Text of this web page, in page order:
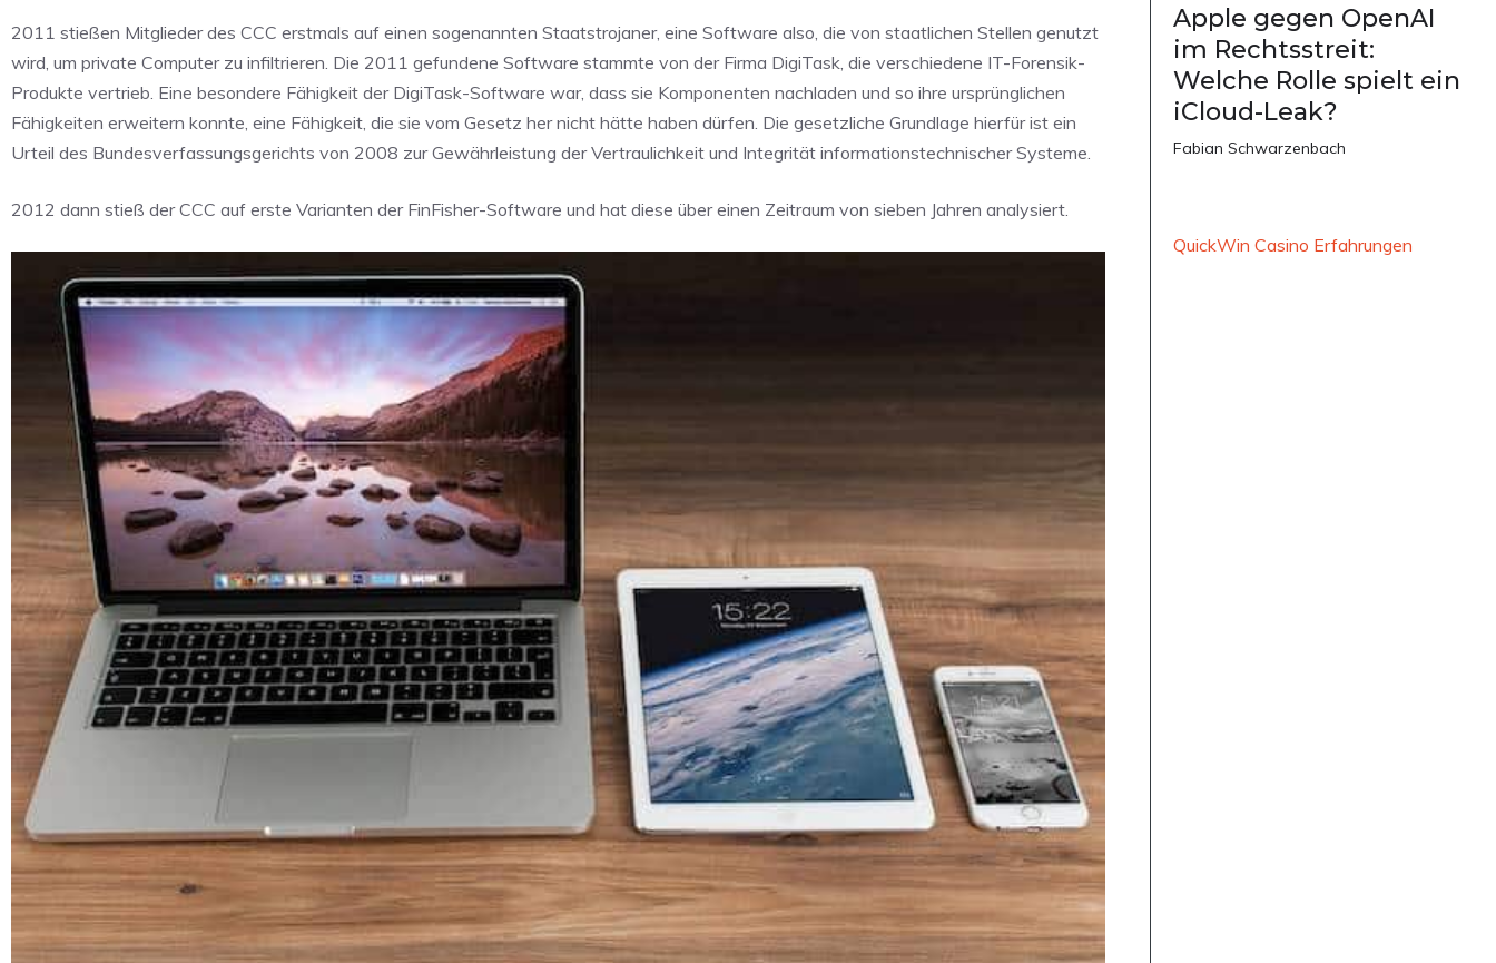
2011 stießen Mitglieder des CCC erstmals auf einen sogenannten Staatstrojaner, eine Software also, die von staatlichen Stellen genutzt
wird, um private Computer zu infiltrieren. Die 2011 gefundene Software stammte von der Firma DigiTask, die verschiedene IT-Forensik-
Produkte vertrieb. Eine besondere Fähigkeit der DigiTask-Software war, dass sie Komponenten nachladen und so ihre ursprünglichen
Fähigkeiten erweitern konnte, eine Fähigkeit, die sie vom Gesetz her nicht hätte haben dürfen. Die gesetzliche Grundlage hierfür ist ein
Urteil des Bundesverfassungsgerichts von 2008 zur Gewährleistung der Vertraulichkeit und Integrität informationstechnischer Systeme.
2012 dann stieß der CCC auf erste Varianten der FinFisher-Software und hat diese über einen Zeitraum von sieben Jahren analysiert.
Apple gegen OpenAI
im Rechtsstreit:
Welche Rolle spielt ein
iCloud-Leak?
Fabian Schwarzenbach
QuickWin Casino Erfahrungen